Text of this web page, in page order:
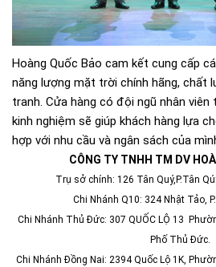
Hoàng Quốc Bảo cam kết cung cấp
năng lượng mặt trời chính hãng, chất
tranh. Cửa hàng có đội ngũ nhân viên
kinh nghiệm sẽ giúp khách hàng lựa
hợp với nhu cầu và ngân sách của
CÔNG TY TNHH TM DV
Trụ sở chính: 126 Tân Quý,P.Tân
Chi Nhánh Q10: 324 Nhật Tảo,
Chi Nhánh Thủ Đức: 307 QUỐC LỘ 13
Phố Thủ Đức.
Chi Nhánh Đồng Nai: 2394 Quốc Lộ 1K,